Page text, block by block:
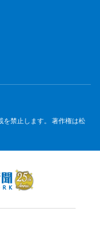
を禁止します。 著作権は松